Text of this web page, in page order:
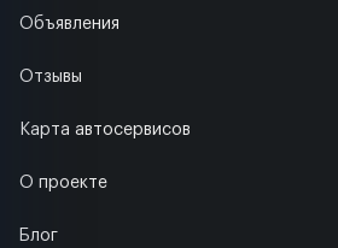
Объявления
Отзывы
Карта автосервисов
О проекте
Блог